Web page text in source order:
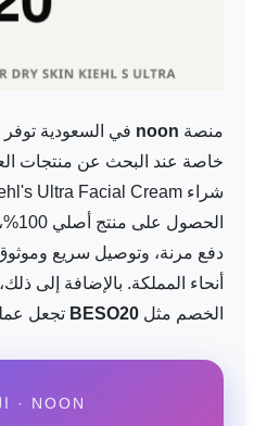
منصة noon في السعودية
خاصة عند البحث عن منتجات
دفع مرنة، وتوصيل سريع
أنحاء المملكة. بالإضافة إلى
الخصم مثل BESO20 تجعل
NOON · السعودية